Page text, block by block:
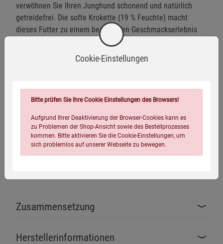
verwöhnen Sie Ihren Junghund schonend und natürlich
getreidefrei. Die softe Krokette (19 % Feuchte) macht
dieses Futter zu einem besonderen Geschmackserlebnis
für Ihren Fellzwerg und ist zudem besonders verträglich.
Ab dem 12. Lebensmonat, wenn Ihr Hund sein Endgewicht
Kann sowohl trocken als auch angefeuchtet verfüttert
werden.
Selbst bei größter Sorgfalt in der Herstellung und
Verpackung der Produkte können Spuren von anderen
Zusammensetzung
Herstellerinformationen
Cookie-Einstellungen
Bitte prüfen Sie Ihre Cookie Einstellungen des Browsers!
Aufgrund Ihrer Deaktivierung der Browser-Cookies kann es
zu Problemen der Shop-Ansicht sowie des Bestellprozesses
kommen. Bitte aktivieren Sie die Cookie-Einstellungen, um
sich problemlos auf unserer Webseite zu bewegen.
Einstellungen speichern für die GruppeEinstellungen speichern für die Gruppe